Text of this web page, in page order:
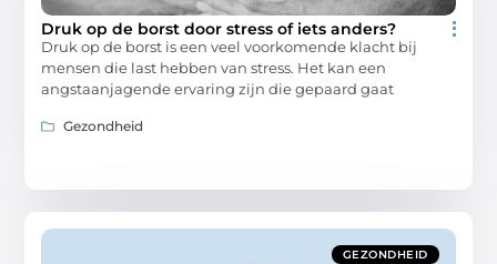
Druk op de borst door stress of iets anders?
Druk op de borst is een veel voorkomende klacht bij
mensen die last hebben van stress. Het kan een
angstaanjagende ervaring zijn die gepaard gaat
Gezondheid
GEZONDHEID